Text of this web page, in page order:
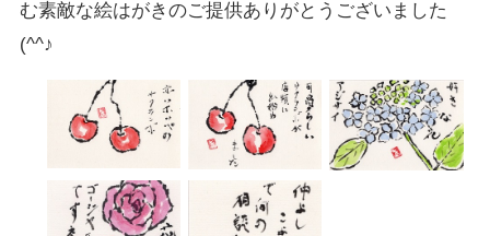
む素敵な絵はがきのご提供ありがとうございました
(^^♪